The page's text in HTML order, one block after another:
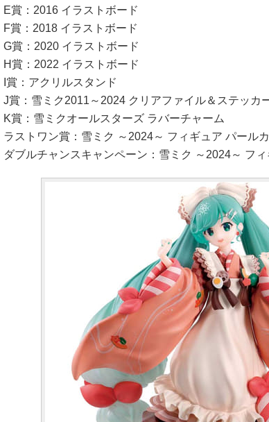
E賞：2016 イラストボード
F賞：2018 イラストボード
G賞：2020 イラストボード
H賞：2022 イラストボード
I賞：アクリルスタンド
J賞：雪ミク2011～2024 クリアファイル＆ステッカ
K賞：雪ミクオールスターズ ラバーチャーム
ラストワン賞：雪ミク ～2024～ フィギュア パール
ダブルチャンスキャンペーン：雪ミク ～2024～ フ